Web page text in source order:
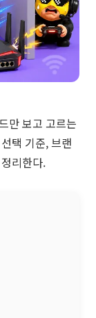
만 보고 고르는
택 기준, 브랜
리한다.